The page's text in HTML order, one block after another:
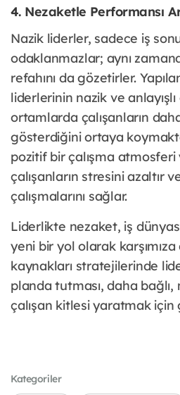
4. Nezaketle Performansı
Nazik liderler, sadece iş
odaklanmazlar; aynı
refahını da gözetirler.
liderlerinin nazik ve anlayışlı
ortamlarda çalışanların
gösterdiğini ortaya
pozitif bir çalışma
çalışanların stresini azaltır
çalışmalarını sağlar.
Liderlikte nezaket, iş
yeni bir yol olarak karşımıza
kaynakları stratejilerinde
planda tutması, daha
çalışan kitlesi yaratmak için
Kategoriler